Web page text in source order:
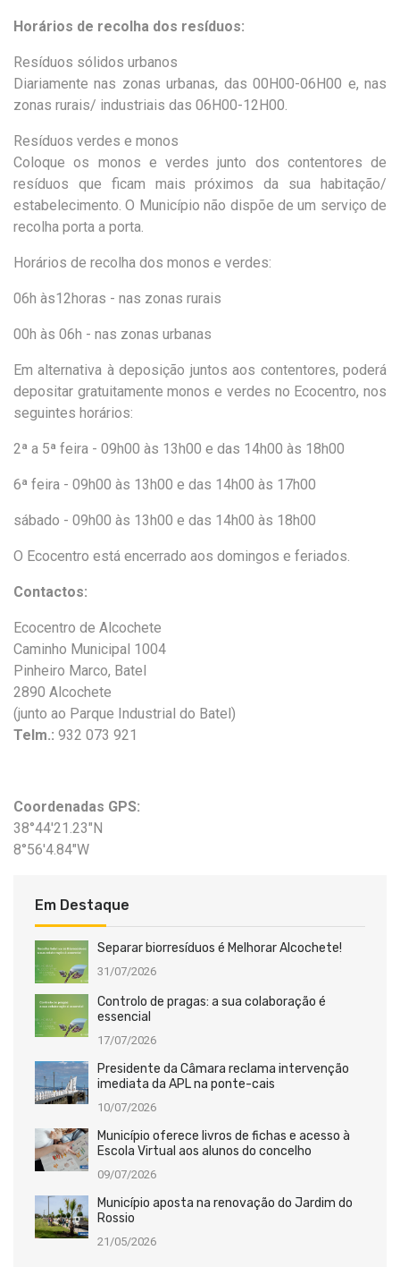
Horários de recolha dos resíduos:
Resíduos sólidos urbanos
Diariamente nas zonas urbanas, das 00H00-06H00 e, nas
zonas rurais/ industriais das 06H00-12H00.
Resíduos verdes e monos
Coloque os monos e verdes junto dos contentores de
resíduos que ficam mais próximos da sua habitação/
estabelecimento. O Município não dispõe de um serviço de
recolha porta a porta.
Horários de recolha dos monos e verdes:
06h às12horas - nas zonas rurais
00h às 06h - nas zonas urbanas
Em alternativa à deposição juntos aos contentores, poderá
depositar gratuitamente monos e verdes no Ecocentro, nos
seguintes horários:
2ª a 5ª feira - 09h00 às 13h00 e das 14h00 às 18h00
6ª feira - 09h00 às 13h00 e das 14h00 às 17h00
sábado - 09h00 às 13h00 e das 14h00 às 18h00
O Ecocentro está encerrado aos domingos e feriados.
Contactos:
Ecocentro de Alcochete
Caminho Municipal 1004
Pinheiro Marco, Batel
2890 Alcochete
(junto ao Parque Industrial do Batel)
Telm.: 932 073 921
Coordenadas GPS:
38°44'21.23"N
8°56'4.84"W
Em Destaque
Separar biorresíduos é Melhorar Alcochete!
31/07/2026
Controlo de pragas: a sua colaboração é
essencial
17/07/2026
Presidente da Câmara reclama intervenção
imediata da APL na ponte-cais
10/07/2026
Município oferece livros de fichas e acesso à
Escola Virtual aos alunos do concelho
09/07/2026
Município aposta na renovação do Jardim do
Rossio
21/05/2026